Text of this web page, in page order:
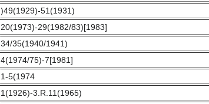
)49(1929)-51(1931)
20(1973)-29(1982/83)[1983]
34/35(1940/1941)
4(1974/75)-7[1981]
1-5(1974
1(1926)-3.R.11(1965)